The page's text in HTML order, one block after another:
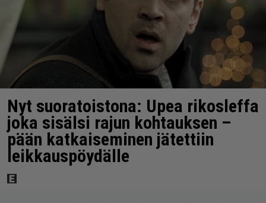
Nyt suoratoistona: Upea rikosleffa
joka sisälsi rajun kohtauksen –
pään katkaiseminen jätettiin
leikkauspöydälle